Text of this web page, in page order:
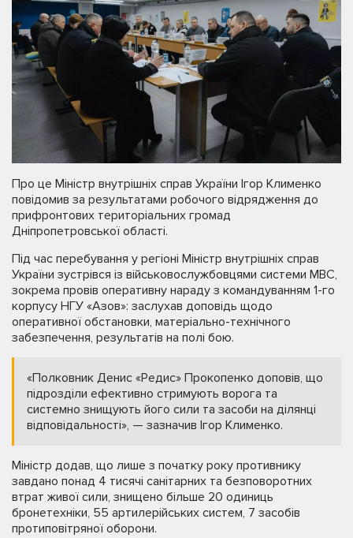
Про це Міністр внутрішніх справ України Ігор Клименко
повідомив за результатами робочого відрядження до
прифронтових територіальних громад
Дніпропетровської області.
Під час перебування у регіоні Міністр внутрішніх справ
України зустрівся із військовослужбовцями системи МВС,
зокрема провів оперативну нараду з командуванням 1-го
корпусу НГУ «Азов»: заслухав доповідь щодо
оперативної обстановки, матеріально-технічного
забезпечення, результатів на полі бою.
«Полковник Денис «Редис» Прокопенко доповів, що
підрозділи ефективно стримують ворога та
системно знищують його сили та засоби на ділянці
відповідальності», — зазначив Ігор Клименко.
Міністр додав, що лише з початку року противнику
завдано понад 4 тисячі санітарних та безповоротних
втрат живої сили, знищено більше 20 одиниць
бронетехніки, 55 артилерійських систем, 7 засобів
протиповітряної оборони.